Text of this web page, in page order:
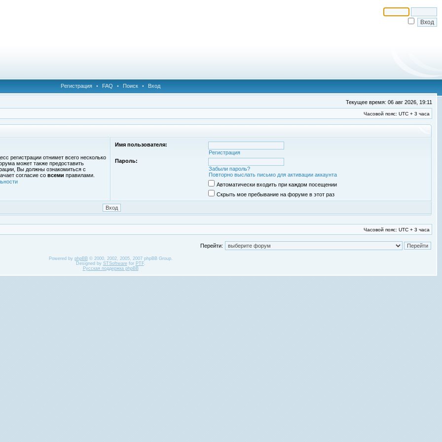
Регистрация • FAQ • Поиск • Вход
Текущее время: 06 авг 2026, 19:11
Часовой пояс: UTC + 3 часа
регистрации отнимет всего несколько
может также предоставить
Вы должны ознакомиться с
согласие со всеми правилами.
Имя пользователя:
Регистрация
Пароль:
Забыли пароль?
Повторно выслать письмо для активации аккаунта
Автоматически входить при каждом посещении
Скрыть мое пребывание на форуме в этот раз
Часовой пояс: UTC + 3 часа
Перейти:
Powered by phpBB© 2000, 2002, 2005, 2007 phpBB Group.
Designed by STSoftwarefor PTF.
Русская поддержка phpBB